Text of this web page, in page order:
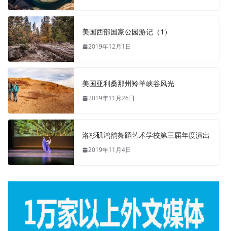
美国西部国家公园游记（1）
2019年12月1日
美国亚利桑那州羚羊峡谷风光
2019年11月26日
洛杉矶鸿韵舞蹈艺术学校第三届年度演出
2019年11月4日